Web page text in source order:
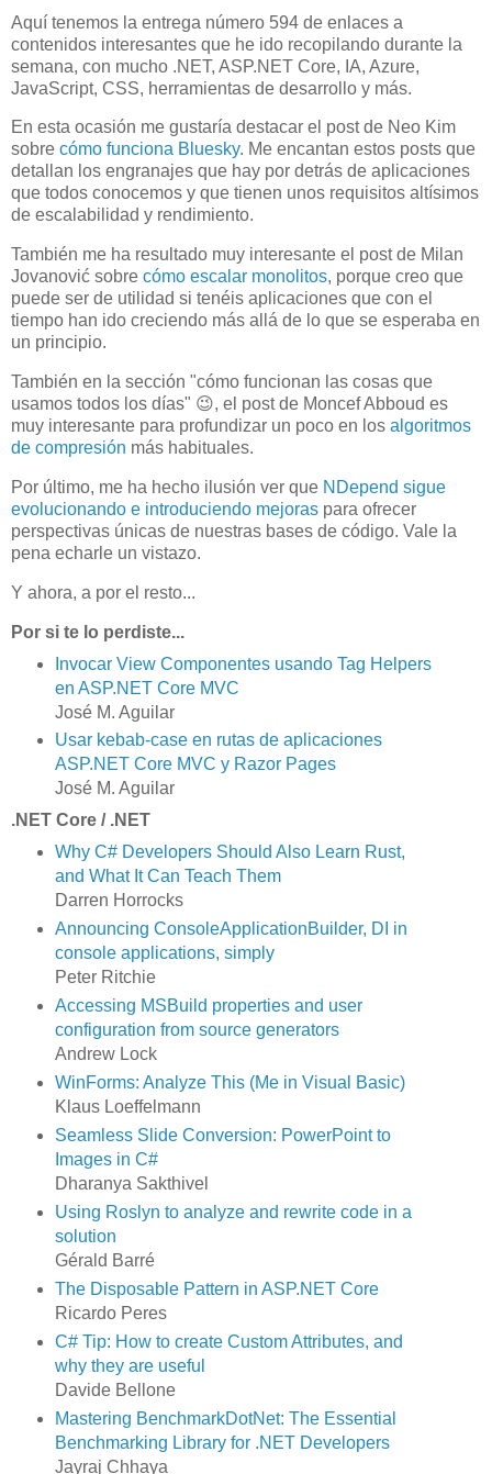
Aquí tenemos la entrega número 594 de enlaces a
contenidos interesantes que he ido recopilando durante la
semana, con mucho .NET, ASP.NET Core, IA, Azure,
JavaScript, CSS, herramientas de desarrollo y más.
En esta ocasión me gustaría destacar el post de Neo Kim
sobre cómo funciona Bluesky. Me encantan estos posts que
detallan los engranajes que hay por detrás de aplicaciones
que todos conocemos y que tienen unos requisitos altísimos
de escalabilidad y rendimiento.
También me ha resultado muy interesante el post de Milan
Jovanović sobre cómo escalar monolitos, porque creo que
puede ser de utilidad si tenéis aplicaciones que con el
tiempo han ido creciendo más allá de lo que se esperaba en
un principio.
También en la sección "cómo funcionan las cosas que
usamos todos los días" 😉, el post de Moncef Abboud es
muy interesante para profundizar un poco en los algoritmos
de compresión más habituales.
Por último, me ha hecho ilusión ver que NDepend sigue
evolucionando e introduciendo mejoras para ofrecer
perspectivas únicas de nuestras bases de código. Vale la
pena echarle un vistazo.
Y ahora, a por el resto...
Por si te lo perdiste...
Invocar View Componentes usando Tag Helpers
en ASP.NET Core MVC
José M. Aguilar
Usar kebab-case en rutas de aplicaciones
ASP.NET Core MVC y Razor Pages
José M. Aguilar
.NET Core / .NET
Why C# Developers Should Also Learn Rust,
and What It Can Teach Them
Darren Horrocks
Announcing ConsoleApplicationBuilder, DI in
console applications, simply
Peter Ritchie
Accessing MSBuild properties and user
configuration from source generators
Andrew Lock
WinForms: Analyze This (Me in Visual Basic)
Klaus Loeffelmann
Seamless Slide Conversion: PowerPoint to
Images in C#
Dharanya Sakthivel
Using Roslyn to analyze and rewrite code in a
solution
Gérald Barré
The Disposable Pattern in ASP.NET Core
Ricardo Peres
C# Tip: How to create Custom Attributes, and
why they are useful
Davide Bellone
Mastering BenchmarkDotNet: The Essential
Benchmarking Library for .NET Developers
Jayraj Chhaya